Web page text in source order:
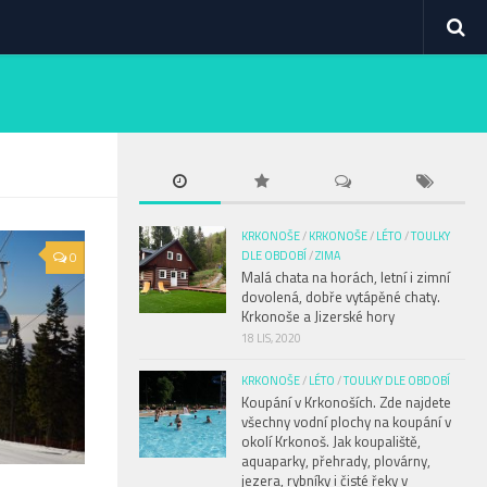
0
KRKONOŠE/KRKONOŠE/LÉTO/TOULKY
DLE OBDOBÍ/ZIMA
Malá chata na horách, letní i zimní
dovolená, dobře vytápěné chaty.
Krkonoše a Jizerské hory
18 LIS, 2020
KRKONOŠE/LÉTO/TOULKY DLE OBDOBÍ
Koupání v Krkonoších. Zde najdete
všechny vodní plochy na koupání v
okolí Krkonoš. Jak koupaliště,
aquaparky, přehrady, plovárny,
jezera, rybníky i čisté řeky v